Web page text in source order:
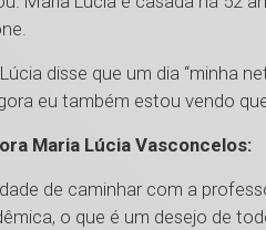
disse que um dia “minha
eu também estou vendo
Maria Lúcia Vasconcelos:
de caminhar com a
o que é um desejo de